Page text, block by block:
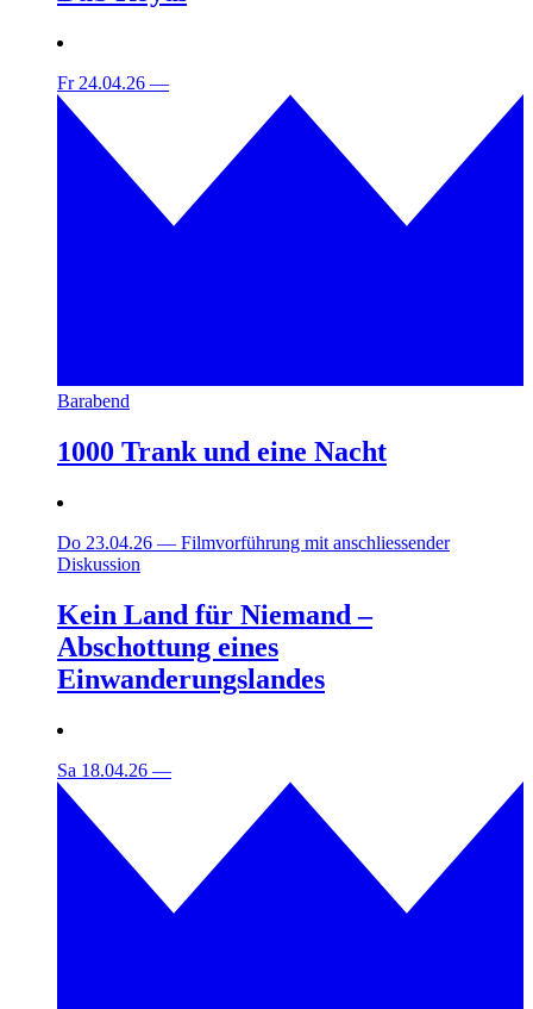
Fr 24.04.26 —
Barabend
1000 Trank und eine Nacht
Do 23.04.26 — Filmvorführung mit anschliessender
Diskussion
Kein Land für Niemand –
Abschottung eines
Einwanderungslandes
Sa 18.04.26 —